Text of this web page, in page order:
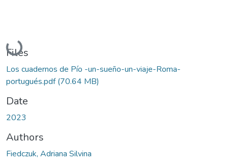
Loading...
Files
Los cuadernos de Pío -un-sueño-un-viaje-Roma-
portugués.pdf(70.64 MB)
Date
2023
Authors
Fiedczuk, Adriana Silvina